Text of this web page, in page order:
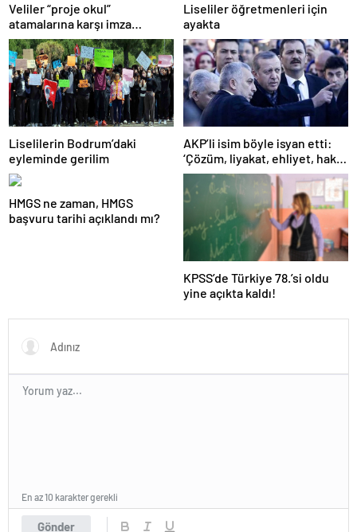
Veliler “proje okul”
atamalarına karşı imza
kampanyası başlattı
Liseliler öğretmenleri için
ayakta
Liselilerin Bodrum’daki
eyleminde gerilim
AKP’li isim böyle isyan etti:
‘Çözüm, liyakat, ehliyet, hak,
adalet’
HMGS ne zaman, HMGS
başvuru tarihi açıklandı mı?
KPSS’de Türkiye 78.’si oldu
yine açıkta kaldı!
Gönder
En az 10 karakter gerekli